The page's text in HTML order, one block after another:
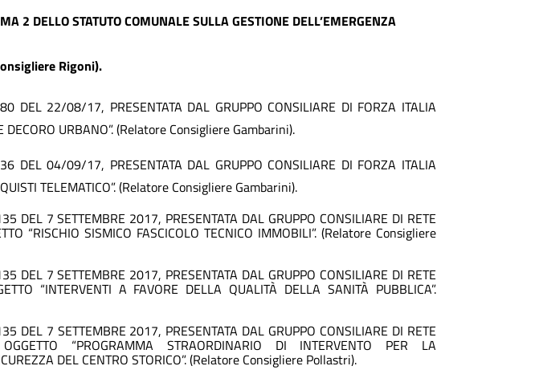
2 DELLO STATUTO COMUNALE SULLA GESTIONE DELL’EMERGENZA
Rigoni).
DEL 22/08/17, PRESENTATA DAL GRUPPO CONSILIARE DI FORZA ITALIA
DECORO URBANO”. (Relatore Consigliere Gambarini).
DEL 04/09/17, PRESENTATA DAL GRUPPO CONSILIARE DI FORZA ITALIA
TELEMATICO”. (Relatore Consigliere Gambarini).
DEL 7 SETTEMBRE 2017, PRESENTATA DAL GRUPPO CONSILIARE DI RETE
“RISCHIO SISMICO FASCICOLO TECNICO IMMOBILI”. (Relatore Consigliere
DEL 7 SETTEMBRE 2017, PRESENTATA DAL GRUPPO CONSILIARE DI RETE
“INTERVENTI A FAVORE DELLA QUALITÀ DELLA SANITÀ PUBBLICA”.
DEL 7 SETTEMBRE 2017, PRESENTATA DAL GRUPPO CONSILIARE DI RETE
“PROGRAMMA STRAORDINARIO DI INTERVENTO PER LA
DEL CENTRO STORICO”.(Relatore Consigliere Pollastri).